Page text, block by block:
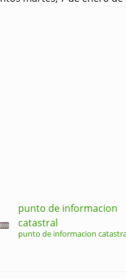
punto de informacion
catastral
punto de informacion